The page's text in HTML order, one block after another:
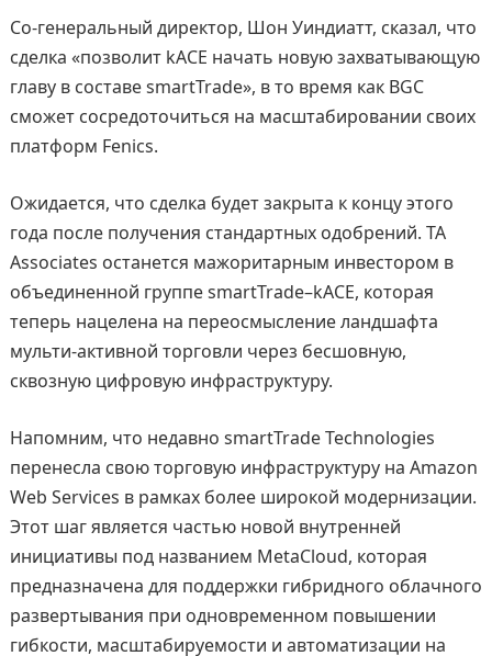
Со-генеральный директор, Шон Уиндиатт, сказал, что
сделка «позволит kACE начать новую захватывающую
главу в составе smartTrade», в то время как BGC
сможет сосредоточиться на масштабировании своих
платформ Fenics.
Ожидается, что сделка будет закрыта к концу этого
года после получения стандартных одобрений. TA
Associates останется мажоритарным инвестором в
объединенной группе smartTrade–kACE, которая
теперь нацелена на переосмысление ландшафта
мульти-активной торговли через бесшовную,
сквозную цифровую инфраструктуру.
Напомним, что недавно smartTrade Technologies
перенесла свою торговую инфраструктуру на Amazon
Web Services в рамках более широкой модернизации.
Этот шаг является частью новой внутренней
инициативы под названием MetaCloud, которая
предназначена для поддержки гибридного облачного
развертывания при одновременном повышении
гибкости, масштабируемости и автоматизации на